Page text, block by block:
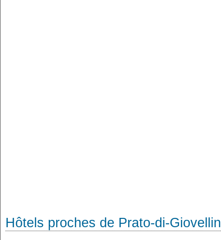
Hôtels proches de Prato-di-